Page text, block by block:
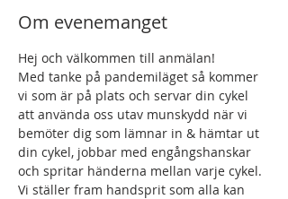
Om evenemanget
Hej och välkommen till anmälan!
Med tanke på pandemiläget så kommer
vi som är på plats och servar din cykel
att använda oss utav munskydd när vi
bemöter dig som lämnar in & hämtar ut
din cykel, jobbar med engångshanskar
och spritar händerna mellan varje cykel.
Vi ställer fram handsprit som alla kan